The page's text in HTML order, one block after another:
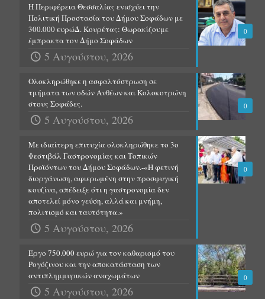
0
Η Περιφέρεια Θεσσαλίας ενισχύει την
Πολιτική Προστασία του Δήμου Σοφάδων με
300.000 ευρώΔ. Κουρέτας: Θωρακίζουμε
έμπρακτα τον Δήμο Σοφάδων
5 Αυγούστου, 2026
0
Ολοκληρώθηκε η ασφαλτόστρωση σε
τμήματα των οδών Ανθέων και Κολοκοτρώνη
στους Σοφάδες.
5 Αυγούστου, 2026
0
Με ιδιαίτερη επιτυχία ολοκληρώθηκε το 3ο
Φεστιβάλ Γαστρονομίας και Τοπικών
Προϊόντων του Δήμου Σοφάδων.-«Η φετινή
διοργάνωση, αφιερωμένη στην προσφυγική
κουζίνα, απέδειξε ότι η γαστρονομία δεν
αποτελεί μόνο γεύση, αλλά και μνήμη,
πολιτισμό και ταυτότητα.»
5 Αυγούστου, 2026
0
Έργο 750.000 ευρώ για τον καθαρισμό του
Ρογόζινου και την αποκατάσταση των
αντιπλημμυρικών αναχωμάτων
5 Αυγούστου, 2026